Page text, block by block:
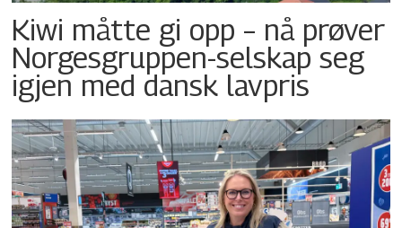
Kiwi måtte gi opp – nå prøver
Norgesgruppen-selskap seg
igjen med dansk lavpris